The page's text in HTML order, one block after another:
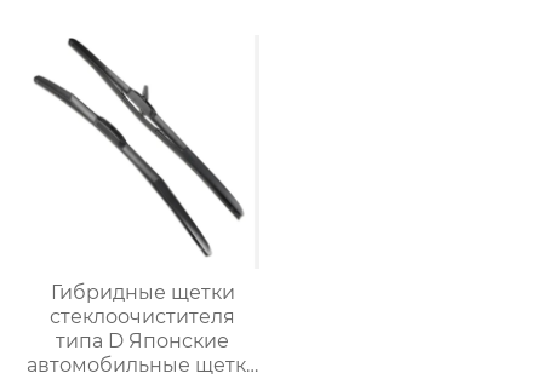
многофункциональные
автомобильные щетки
стеклоочистителей
Гибридные щетки
стеклоочистителя
типа D Японские
автомобильные щетки